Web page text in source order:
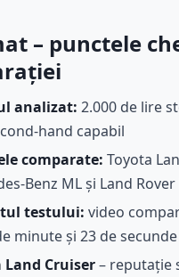
– punctele
analizat: 2.000 de lire
hand capabil
comparate: Toyota
Benz ML și Land
testului: video
minute și 23 de secunde
Land Cruiser– reputație